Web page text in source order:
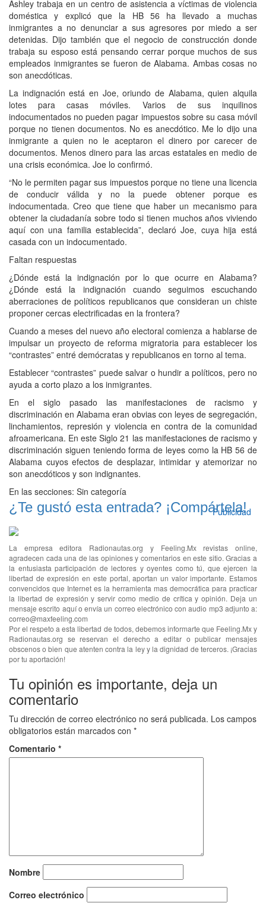
Ashley trabaja en un centro de asistencia a víctimas de violencia
doméstica y explicó que la HB 56 ha llevado a muchas
inmigrantes a no denunciar a sus agresores por miedo a ser
detenidas. Dijo también que el negocio de construcción donde
trabaja su esposo está pensando cerrar porque muchos de sus
empleados inmigrantes se fueron de Alabama. Ambas cosas no
son anecdóticas.
La indignación está en Joe, oriundo de Alabama, quien alquila
lotes para casas móviles. Varios de sus inquilinos
indocumentados no pueden pagar impuestos sobre su casa móvil
porque no tienen documentos. No es anecdótico. Me lo dijo una
inmigrante a quien no le aceptaron el dinero por carecer de
documentos. Menos dinero para las arcas estatales en medio de
una crisis económica. Joe lo confirmó.
“No le permiten pagar sus impuestos porque no tiene una licencia
de conducir válida y no la puede obtener porque es
indocumentada. Creo que tiene que haber un mecanismo para
obtener la ciudadanía sobre todo si tienen muchos años viviendo
aquí con una familia establecida”, declaró Joe, cuya hija está
casada con un indocumentado.
Faltan respuestas
¿Dónde está la indignación por lo que ocurre en Alabama?
¿Dónde está la indignación cuando seguimos escuchando
aberraciones de políticos republicanos que consideran un chiste
proponer cercas electrificadas en la frontera?
Cuando a meses del nuevo año electoral comienza a hablarse de
impulsar un proyecto de reforma migratoria para establecer los
“contrastes” entré demócratas y republicanos en torno al tema.
Establecer “contrastes” puede salvar o hundir a políticos, pero no
ayuda a corto plazo a los inmigrantes.
En el siglo pasado las manifestaciones de racismo y
discriminación en Alabama eran obvias con leyes de segregación,
linchamientos, represión y violencia en contra de la comunidad
afroamericana. En este Siglo 21 las manifestaciones de racismo y
discriminación siguen teniendo forma de leyes como la HB 56 de
Alabama cuyos efectos de desplazar, intimidar y atemorizar no
son anecdóticos y son indignantes.
En las secciones: Sin categoría
¿Te gustó esta entrada? ¡Compártela!
Publicidad
La empresa editora Radionautas.org y Feeling.Mx revistas online,
agradecen cada una de las opiniones y comentarios en este sitio. Gracias a
la entusiasta participación de lectores y oyentes como tú, que ejercen la
libertad de expresión en este portal, aportan un valor importante. Estamos
convencidos que Internet es la herramienta mas democrática para practicar
la libertad de expresión y servir como medio de crítica y opinión. Deja un
mensaje escrito aquí o envía un correo electrónico con audio mp3 adjunto a:
correo@maxfeeling.com
Por el respeto a esta libertad de todos, debemos informarte que Feeling.Mx y
Radionautas.org se reservan el derecho a editar o publicar mensajes
obscenos o bien que atenten contra la ley y la dignidad de terceros. ¡Gracias
por tu aportación!
Tu opinión es importante, deja un
comentario
Tu dirección de correo electrónico no será publicada. Los campos
obligatorios están marcados con *
Comentario *
Nombre
Correo electrónico